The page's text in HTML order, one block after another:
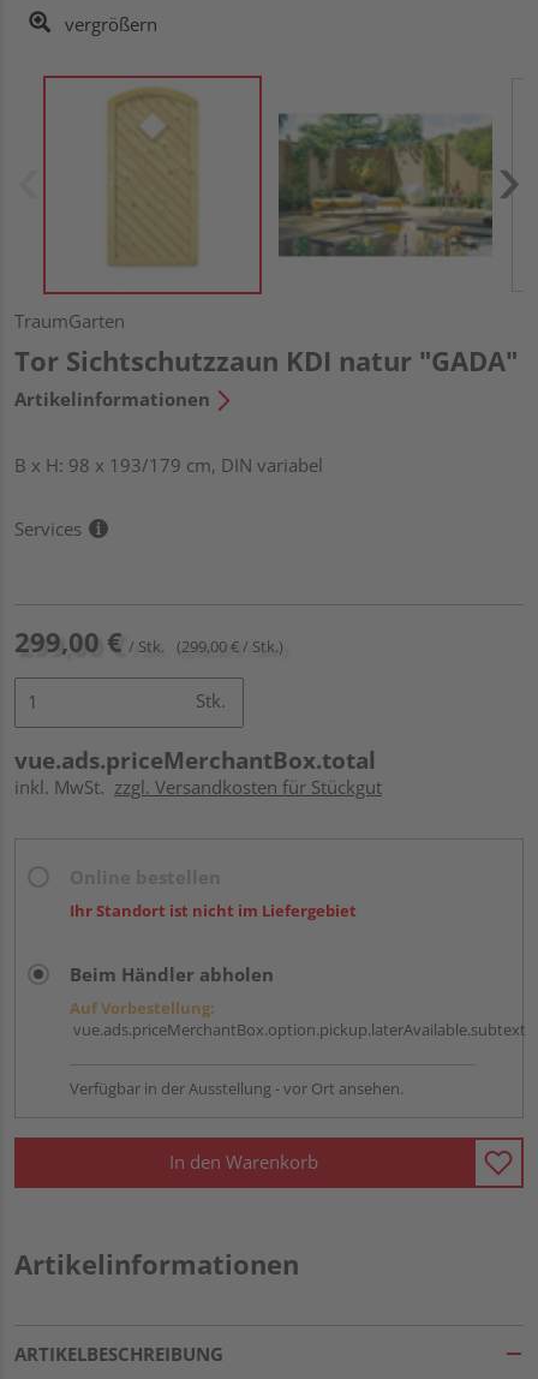
vergrößern
TraumGarten
Tor Sichtschutzzaun KDI natur "GADA"
Artikelinformationen
B x H: 98 x 193/179 cm, DIN variabel
Services
299,00 € / Stk. (299,00 € / Stk.)
Stk.
vue.ads.priceMerchantBox.total
inkl. MwSt. zzgl. Versandkosten für Stückgut
Ihr Standort ist nicht im Liefergebiet
Beim Händler abholen
Auf Vorbestellung:
vue.ads.priceMerchantBox.option.pickup.laterAvailable.subtext
Verfügbar in der Ausstellung - vor Ort ansehen.
In den Warenkorb
Artikelinformationen
ARTIKELBESCHREIBUNG